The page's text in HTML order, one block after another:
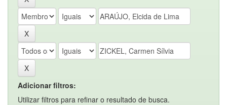
Adicionar filtros:
Utilizar filtros para refinar o resultado de busca.